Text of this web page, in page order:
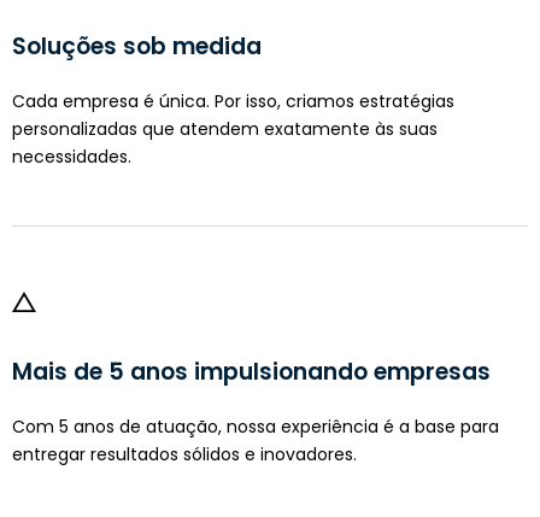
Soluções sob medida
Cada empresa é única. Por isso, criamos estratégias
personalizadas que atendem exatamente às suas
necessidades.
Mais de 5 anos impulsionando empresas
Com 5 anos de atuação, nossa experiência é a base para
entregar resultados sólidos e inovadores.